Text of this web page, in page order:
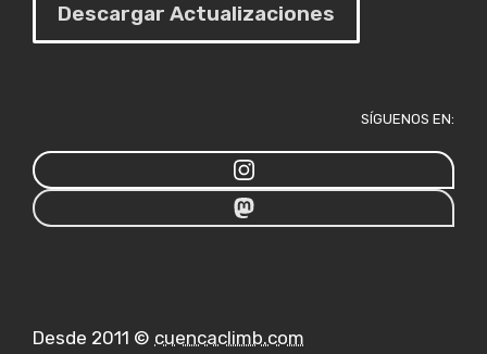
Descargar Actualizaciones
SÍGUENOS EN:
Desde 2011 © cuencaclimb.com